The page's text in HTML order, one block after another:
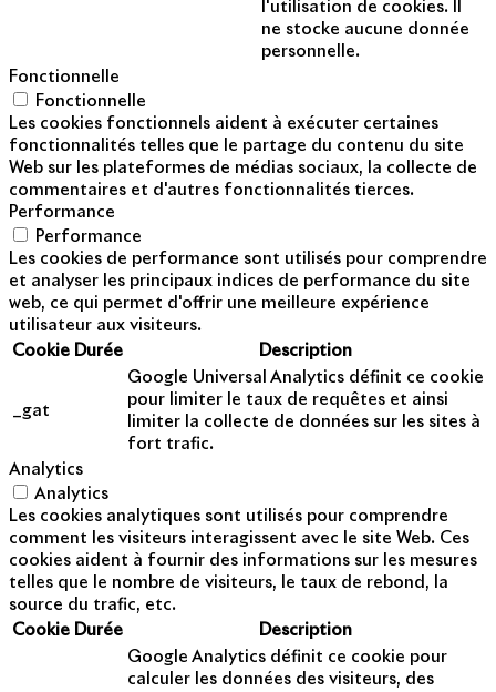
l'utilisation de cookies. Il
ne stocke aucune donnée
personnelle.
Fonctionnelle
Fonctionnelle
Les cookies fonctionnels aident à exécuter certaines
fonctionnalités telles que le partage du contenu du site
Web sur les plateformes de médias sociaux, la collecte de
commentaires et d'autres fonctionnalités tierces.
Performance
Performance
Les cookies de performance sont utilisés pour comprendre
et analyser les principaux indices de performance du site
web, ce qui permet d'offrir une meilleure expérience
utilisateur aux visiteurs.
Cookie Durée Description
_gat
Google Universal Analytics définit ce cookie
pour limiter le taux de requêtes et ainsi
limiter la collecte de données sur les sites à
fort trafic.
Analytics
Analytics
Les cookies analytiques sont utilisés pour comprendre
comment les visiteurs interagissent avec le site Web. Ces
cookies aident à fournir des informations sur les mesures
telles que le nombre de visiteurs, le taux de rebond, la
source du trafic, etc.
Cookie Durée Description
Google Analytics définit ce cookie pour
calculer les données des visiteurs, des